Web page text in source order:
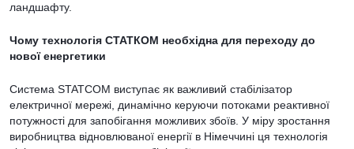
ландшафту.
Чому технологія СТАТКОМ необхідна для переходу до
нової енергетики
Система STATCOM виступає як важливий стабілізатор
електричної мережі, динамічно керуючи потоками реактивної
потужності для запобігання можливих збоїв. У міру зростання
виробництва відновлюваної енергії в Німеччині ця технологія